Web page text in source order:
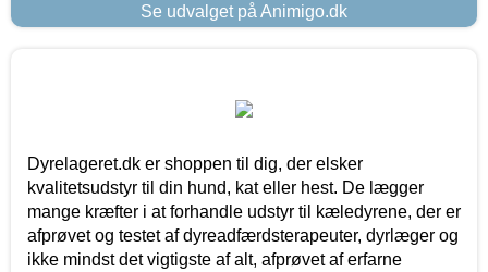
Se udvalget på Animigo.dk
Dyrelageret.dk er shoppen til dig, der elsker
kvalitetsudstyr til din hund, kat eller hest. De lægger
mange kræfter i at forhandle udstyr til kæledyrene, der er
afprøvet og testet af dyreadfærdsterapeuter, dyrlæger og
ikke mindst det vigtigste af alt, afprøvet af erfarne